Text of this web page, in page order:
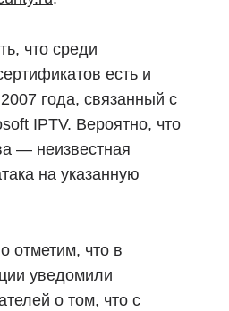
что среди
есть и
года, связанный с
IPTV. Вероятно, что
— неизвестная
на указанную
отметим, что в
уведомили
о том, что с